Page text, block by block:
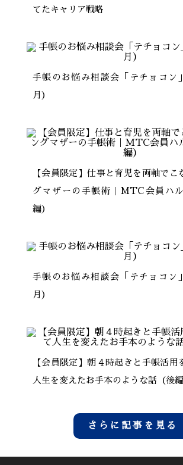
てたキャリア戦略
手帳のお悩み相談会「テチョコン
月）
【会員限定】仕事と育児を両軸でこ
グマザーの手帳術｜MTC会員ハ
編）
手帳のお悩み相談会「テチョコン
月）
【会員限定】朝４時起きと手帳活用
人生を変えたお手本のような話（後編
さらに記事を見る